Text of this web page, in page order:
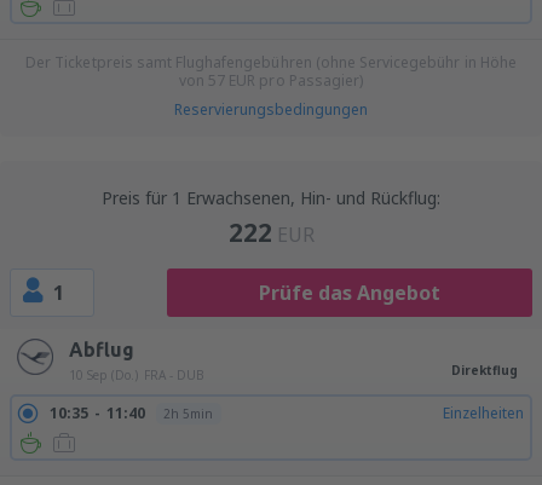
Der Ticketpreis samt Flughafengebühren (ohne Servicegebühr in Höhe
von 57 EUR pro Passagier)
Reservierungsbedingungen
Preis für 1 Erwachsenen, Hin- und Rückflug:
222 EUR
1 Prüfe das Angebot
Abflug
10 Sep (Do.) FRA - DUB Direktflug
10:35 11:40 2h 5min Einzelheiten